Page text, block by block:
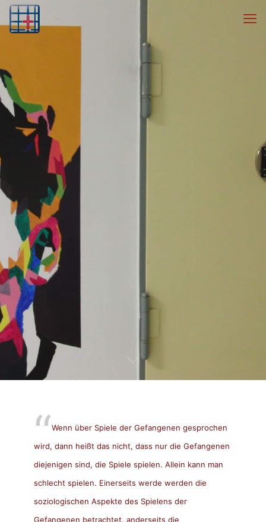
Wenn über Spiele der Gefangenen gesprochen
wird, dann heißt das nicht, dass nur die Gefangenen
diejenigen sind, die Spiele spielen. Allein kann man
schlecht spielen. Einerseits werde werden die
soziologischen Aspekte des Spielens der
Gefangenen betrachtet, anderseits die